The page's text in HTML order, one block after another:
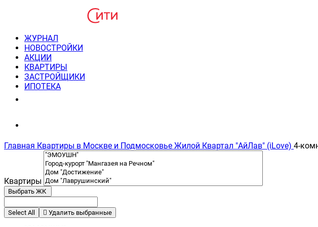
ЖУРНАЛ
НОВОСТРОЙКИ
АКЦИИ
КВАРТИРЫ
ЗАСТРОЙЩИКИ
ИПОТЕКА
Главная Квартиры в Москве и Подмосковье Жилой Квартал "АйЛав" (iLove) 4-
Квартиры
Выбрать ЖК
Select All Удалить выбранные